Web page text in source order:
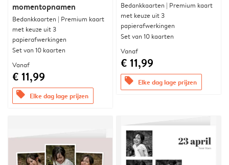
momentopnamen
Bedankkaarten | Premium kaart
met keuze uit 3
papierafwerkingen
Set van 10 kaarten
Vanaf
€ 11,99
offers Elke dag lage prijzen
Bedankkaarten | Premium kaart
met keuze uit 3
papierafwerkingen
Set van 10 kaarten
Vanaf
€ 11,99
offers Elke dag lage prijzen